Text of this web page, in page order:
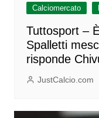
Calciomercato
Tuttosport –
Spalletti
risponde
JustCalcio.com